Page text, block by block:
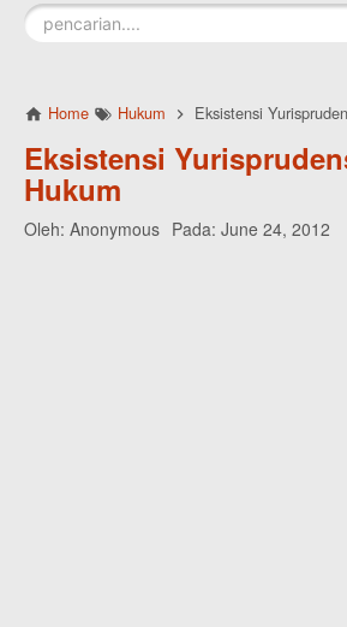
Home Hukum Eksistensi
Eksistensi
Hukum
Oleh: Anonymous Pada: June 24, 2012